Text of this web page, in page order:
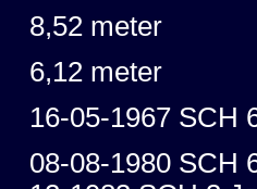
8,52 meter
6,12 meter
16-05-1967 SCH
08-08-1980 SCH